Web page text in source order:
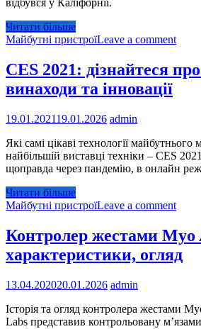
відбувся у Каліфорнії.
Читати більше
Майбутні пристроїLeave a comment
CES 2021: дізнайтеся
винаходи та інновації
19.01.202119.01.2026 admin
Які самі цікаві технології
найбільшій виставці техніки – CES
щоправда через пандемію, в онлайн
Читати більше
Майбутні пристроїLeave a comment
Контролер жестами Myo
характеристики, огляд
13.04.202020.01.2026 admin
Історія та огляд контролера жестами
Labs представив контрольовану